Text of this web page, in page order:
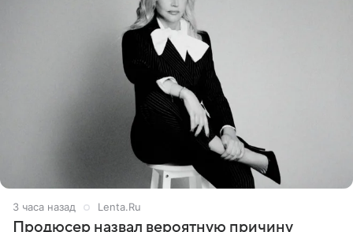
3 часа назад Lenta.Ru
Продюсер назвал вероятную причину